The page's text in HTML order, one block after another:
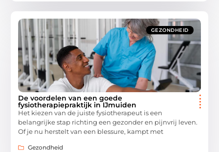
GEZONDHEID
De voordelen van een goede
fysiotherapiepraktijk in IJmuiden
Het kiezen van de juiste fysiotherapeut is een
belangrijke stap richting een gezonder en pijnvrij leven.
Of je nu herstelt van een blessure, kampt met
Gezondheid